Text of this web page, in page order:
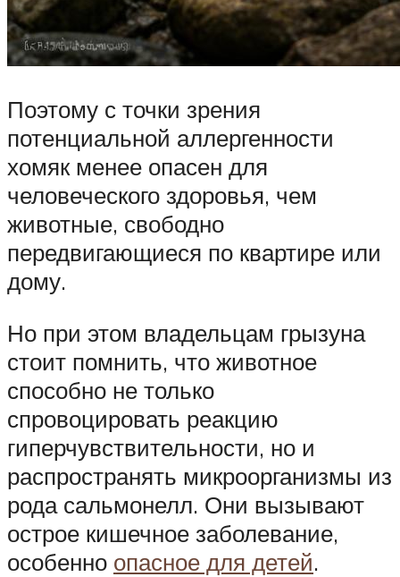
Поэтому с точки зрения
потенциальной аллергенности
хомяк менее опасен для
человеческого здоровья, чем
животные, свободно
передвигающиеся по квартире или
дому.
Но при этом владельцам грызуна
стоит помнить, что животное
способно не только
спровоцировать реакцию
гиперчувствительности, но и
распространять микроорганизмы из
рода сальмонелл. Они вызывают
острое кишечное заболевание,
особенно опасное для детей.